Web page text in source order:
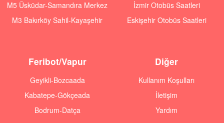
M5 Üsküdar-Samandıra Merkez
M3 Bakırköy Sahil-Kayaşehir
İzmir Otobüs Saatleri
Eskişehir Otobüs Saatleri
Feribot/Vapur
Geyikli-Bozcaada
Kabatepe-Gökçeada
Bodrum-Datça
Diğer
Kullanım Koşulları
İletişim
Yardım